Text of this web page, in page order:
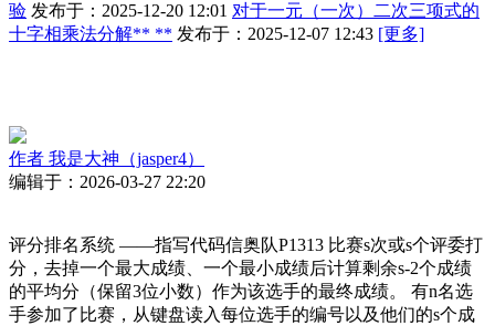
验 发布于：2025-12-20 12:01 对于一元（一次）二次三项式的
十字相乘法分解** ** 发布于：2025-12-07 12:43 [更多]
作者 我是大神（jasper4）
编辑于：2026-03-27 22:20
评分排名系统 ——指写代码信奥队P1313 比赛s次或s个评委打
分，去掉一个最大成绩、一个最小成绩后计算剩余s-2个成绩
的平均分（保留3位小数）作为该选手的最终成绩。 有n名选
手参加了比赛，从键盘读入每位选手的编号以及他们的s个成